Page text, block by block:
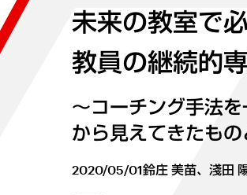
未来の教室で
教員の継続的
～コーチング手法
から見えてきたも
2020/05/01鈴庄 美苗、淺田